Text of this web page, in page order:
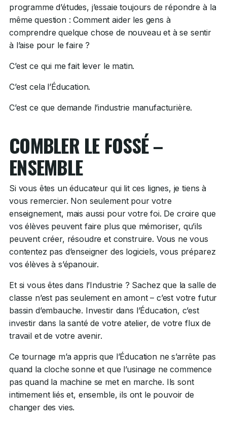
programme d’études, j’essaie toujours de répondre à la
même question : Comment aider les gens à
comprendre quelque chose de nouveau et à se sentir
à l’aise pour le faire ?
C’est ce qui me fait lever le matin.
C’est cela l’Éducation.
C’est ce que demande l’industrie manufacturière.
COMBLER LE FOSSÉ –
ENSEMBLE
Si vous êtes un éducateur qui lit ces lignes, je tiens à
vous remercier. Non seulement pour votre
enseignement, mais aussi pour votre foi. De croire que
vos élèves peuvent faire plus que mémoriser, qu’ils
peuvent créer, résoudre et construire. Vous ne vous
contentez pas d’enseigner des logiciels, vous préparez
vos élèves à s’épanouir.
Et si vous êtes dans l’Industrie ? Sachez que la salle de
classe n’est pas seulement en amont – c’est votre futur
bassin d’embauche. Investir dans l’Éducation, c’est
investir dans la santé de votre atelier, de votre flux de
travail et de votre avenir.
Ce tournage m’a appris que l’Éducation ne s’arrête pas
quand la cloche sonne et que l’usinage ne commence
pas quand la machine se met en marche. Ils sont
intimement liés et, ensemble, ils ont le pouvoir de
changer des vies.